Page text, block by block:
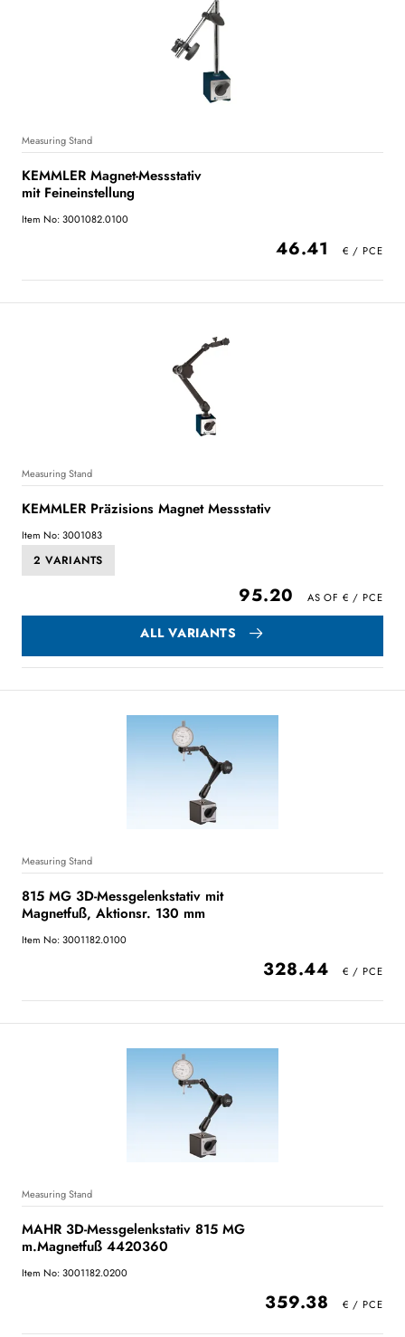
Measuring Stand
KEMMLER Magnet-Messstativ
mit Feineinstellung
Item No: 3001082.0100
46.41
Measuring Stand
KEMMLER Präzisions Magnet Messstativ
Item No: 3001083
2 VARIANTS
95.20
ALL VARIANTS
Measuring Stand
815 MG 3D-Messgelenkstativ mit
Magnetfuß, Aktionsr. 130 mm
Item No: 3001182.0100
328.44
Measuring Stand
MAHR 3D-Messgelenkstativ 815 MG
m.Magnetfuß 4420360
Item No: 3001182.0200
359.38